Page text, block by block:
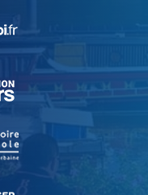
, Ouvre une nouvelle
, Ouvre une nouvelle